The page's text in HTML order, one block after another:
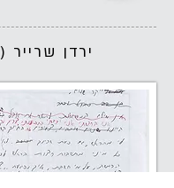
ירדן שרייר